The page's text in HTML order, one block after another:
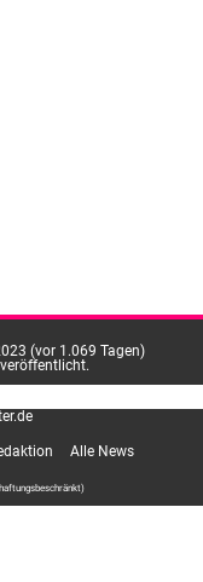
(vor 1.069 Tagen)
Alle News